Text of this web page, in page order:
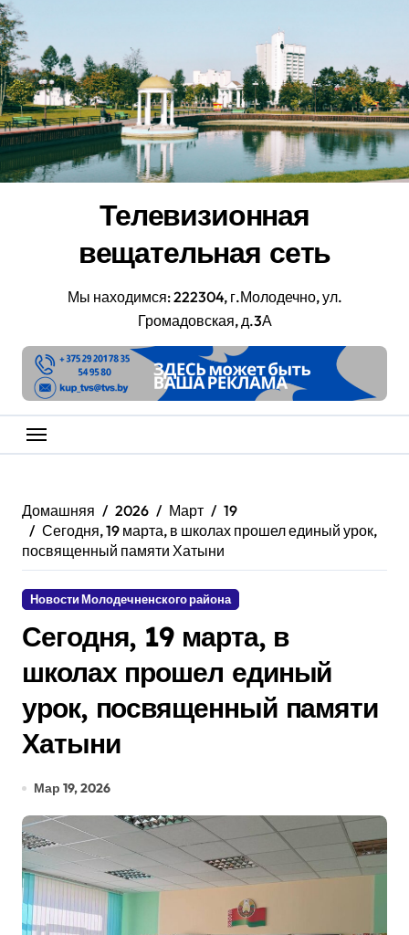
Перейти
к
содержанию
Телевизионная
вещательная сеть
Мы находимся: 222304, г.Молодечно, ул.
Громадовская, д.3А
Домашняя 2026 Март
19
Сегодня, 19 марта, в школах прошел единый урок,
посвященный памяти Хатыни
Новости Молодечненского района
Сегодня, 19 марта, в
школах прошел единый
урок, посвященный памяти
Хатыни
Мар 19, 2026